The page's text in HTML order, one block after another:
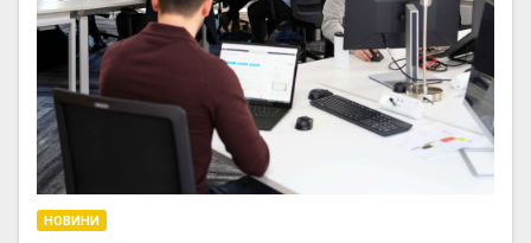
НОВИНИ